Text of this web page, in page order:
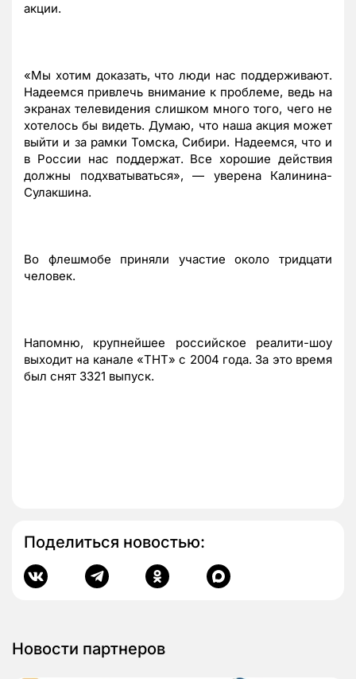
акции.
«Мы хотим доказать, что люди нас поддерживают.
Надеемся привлечь внимание к проблеме, ведь на
экранах телевидения слишком много того, чего не
хотелось бы видеть. Думаю, что наша акция может
выйти и за рамки Томска, Сибири. Надеемся, что и
в России нас поддержат. Все хорошие действия
должны подхватываться», — уверена Калинина-
Сулакшина.
Во флешмобе приняли участие около тридцати
человек.
Напомню, крупнейшее российское реалити-шоу
выходит на канале «ТНТ» с 2004 года. За это время
был снят 3321 выпуск.
Поделиться новостью:
Новости партнеров